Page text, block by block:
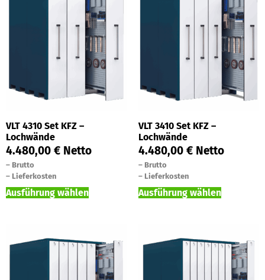
VLT 4310 Set KFZ –
Lochwände
4.480,00 € Netto
– Brutto
– Lieferkosten
Ausführung wählen
VLT 3410 Set KFZ –
Lochwände
4.480,00 € Netto
– Brutto
– Lieferkosten
Ausführung wählen